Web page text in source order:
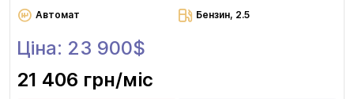
Автомат
Бензин, 2.5
Ціна: 23 900$
21 406 грн/міс